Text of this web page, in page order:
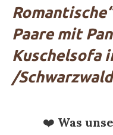
Paare mit
Kuschelsofa
/Schwarzwald
❤️ Was